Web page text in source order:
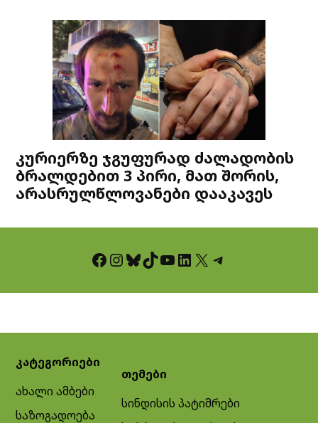
კურიერზე ჯგუფურად ძალადობის
ბრალდებით 3 პირი, მათ შორის,
არასრულწლოვანები დააკავეს
Facebook InstagramBluesky TikTok YouTube LinkedIn X Telegram
კატეგორიები
ახალი ამბები
საზოგადოება
თემები
სინდისის პატიმრები